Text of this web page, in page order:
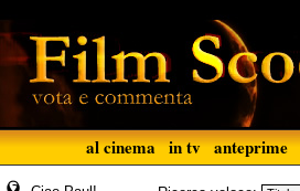
al cinema in tv anteprime